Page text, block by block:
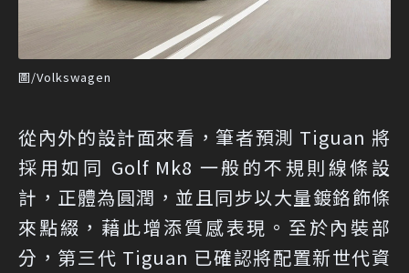
圖/Volkswagen
從內外的設計面來看，筆者預測 Tiguan 將
採用如同 Golf Mk8 一般的不規則線條設
計，正體為圓潤，並且同步以大量鍍鉻飾條
來點綴，藉此增添質感表現。至於內裝部
分，第三代 Tiguan 已確認將配置新世代資